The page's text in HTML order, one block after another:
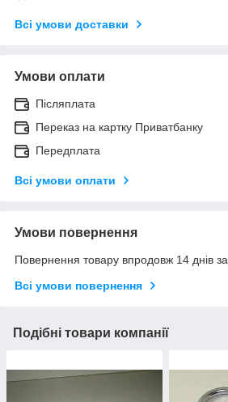
Всі умови доставки
Умови оплати
Післяплата
Переказ на картку Приватбанку
Передплата
Всі умови оплати
Умови повернення
Повернення товару впродовж 14 днів
Всі умови повернення
Подібні товари компанії